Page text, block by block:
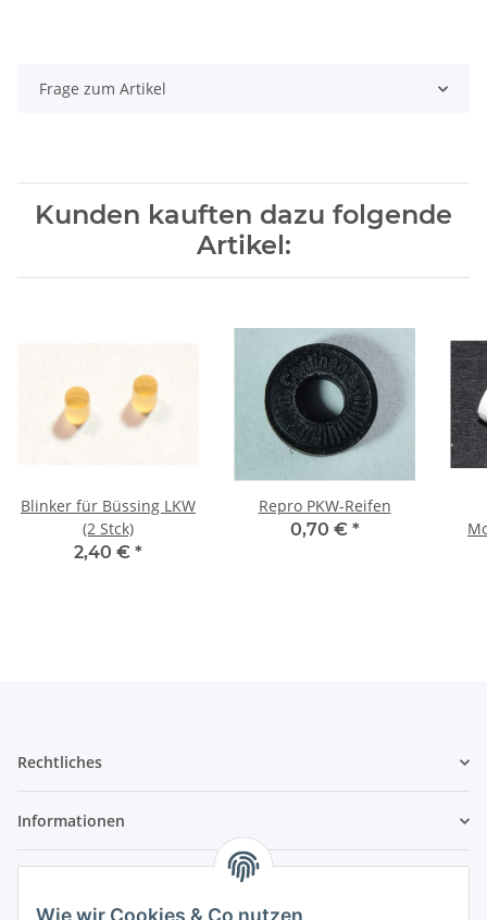
Frage zum Artikel
Kunden kauften dazu folgende
Artikel:
Blinker für Büssing LKW
(2 Stck)
2,40 € *
Repro PKW-Reifen
0,70 € *
Rechtliches
Informationen